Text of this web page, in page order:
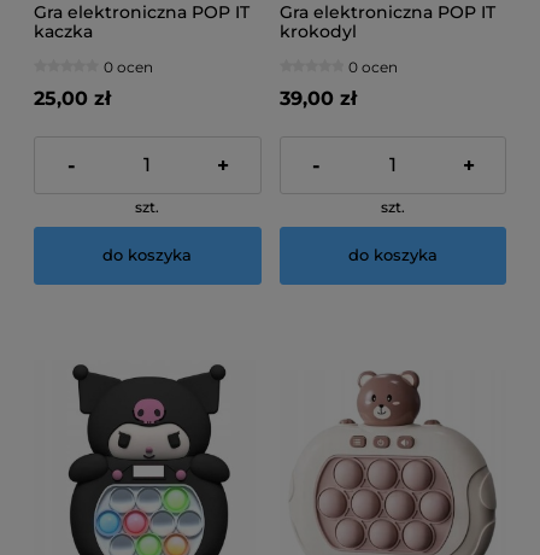
Gra elektroniczna POP IT
kaczka
0 ocen
25,00 zł
- +
szt.
do koszyka
Gra elektroniczna POP IT
krokodyl
0 ocen
39,00 zł
- +
szt.
do koszyka